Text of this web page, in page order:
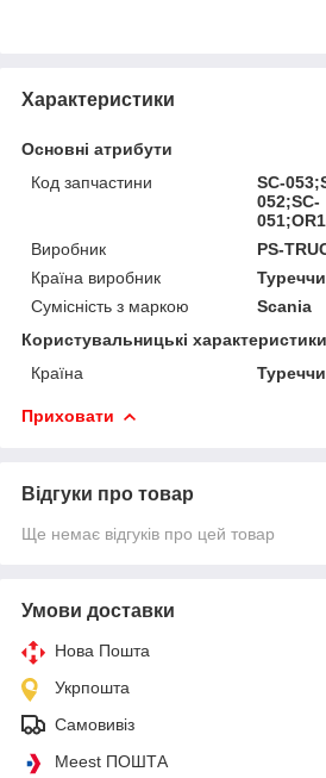
Характеристики
Основні атрибути
Код запчастини
SC-
052;SC-
Виробник
PS-
Країна виробник
Сумісність з маркою
Scania
Користувальницькі характеристики
Країна
Приховати
Відгуки про товар
Ще немає відгуків про цей товар
Умови доставки
Нова Пошта
Укрпошта
Самовивіз
Meest ПОШТА